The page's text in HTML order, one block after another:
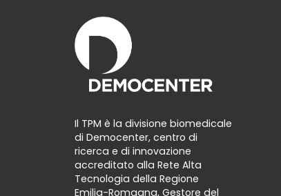
Il TPM è la divisione biomedicale
di Democenter, centro di
ricerca e di innovazione
accreditato alla Rete Alta
Tecnologia della Regione
Emilia-Romagna, Gestore del